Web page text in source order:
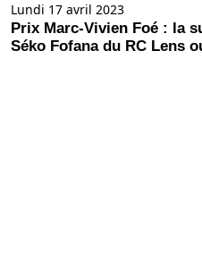
Lundi 17 avril 2023
Prix Marc-Vivien Foé : la
Séko Fofana du RC Lens